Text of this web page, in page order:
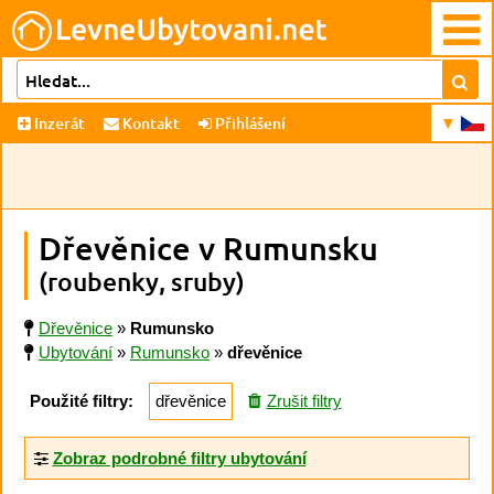
Inzerát Kontakt Přihlášení
Dřevěnice v Rumunsku
(roubenky, sruby)
Dřevěnice » Rumunsko
Ubytování » Rumunsko » dřevěnice
Použité filtry: dřevěnice Zrušit filtry
Zobraz podrobné filtry ubytování